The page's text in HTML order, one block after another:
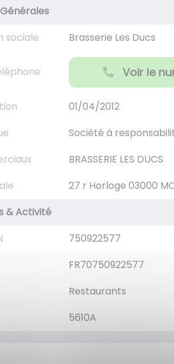
sociale
Brasserie Les Ducs
Voir le
01/04/2012
Société à
BRASSERIE LES DUCS
27 r Horloge 03000
& Activité
750922577
FR70750922577
Restaurants
5610A